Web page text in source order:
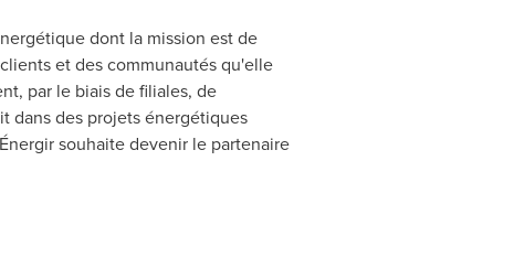
dont la mission est de
et des communautés qu'elle
par le biais de filiales, de
dans des projets énergétiques
souhaite devenir le partenaire